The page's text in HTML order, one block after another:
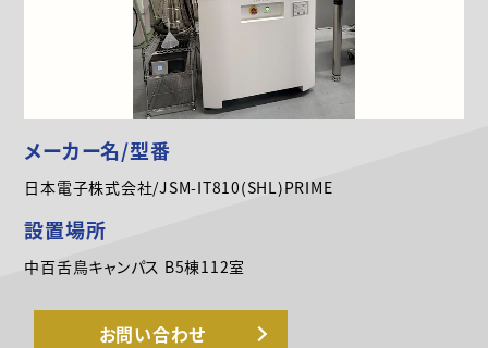
メーカー名/型番
日本電子株式会社/JSM-IT810(SHL)PRIME
設置場所
中百舌鳥キャンパス B5棟112室
お問い合わせ